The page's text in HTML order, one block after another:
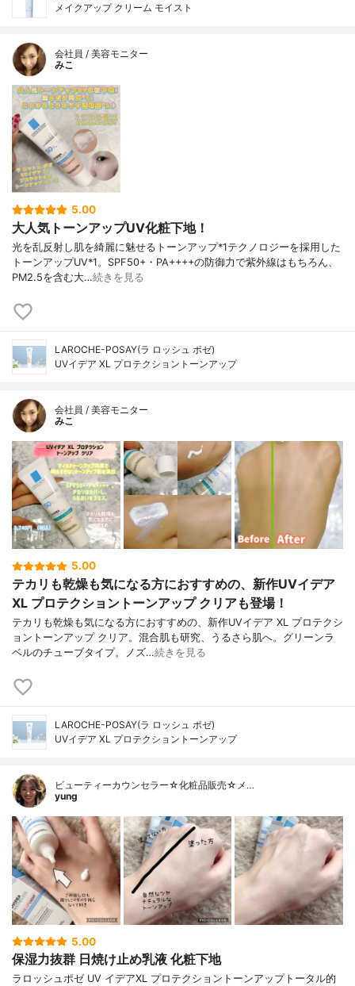
メイクアップ クリーム モイスト
会社員 / 美容モニター
みこ
5.00
大人気トーンアップUV化粧下地！
光を乱反射し肌を綺麗に魅せるトーンアップ*1テクノロジーを採用した
トーンアップUV*1。SPF50+・PA++++の防御力で紫外線はもちろん、
PM2.5を含む大…続きを見る
LAROCHE-POSAY(ラ ロッシュ ポゼ)
UVイデア XL プロテクショントーンアップ
会社員 / 美容モニター
みこ
5.00
テカリも乾燥も気になる方におすすめの、新作UVイデア
XL プロテクショントーンアップ クリアも登場！
テカリも乾燥も気になる方におすすめの、新作UVイデア XL プロテクシ
ョントーンアップ クリア。混合肌も研究、うるさら肌へ。グリーンラ
ベルのチューブタイプ。ノズ…続きを見る
LAROCHE-POSAY(ラ ロッシュ ポゼ)
UVイデア XL プロテクショントーンアップ
ビューティーカウンセラー☆化粧品販売☆メ…
yung
5.00
保湿力抜群 日焼け止め乳液 化粧下地
ラロッシュポゼ UV イデアXL プロテクショントーンアップトータル的